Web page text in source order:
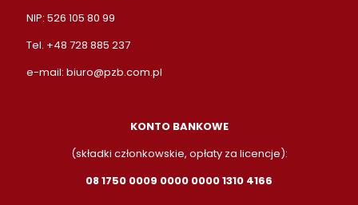
NIP: 526 105 80 99
Tel. +48 728 885 237
e-mail: biuro@pzb.com.pl
KONTO BANKOWE
(składki członkowskie, opłaty za licencje):
08 1750 0009 0000 0000 1310 4166